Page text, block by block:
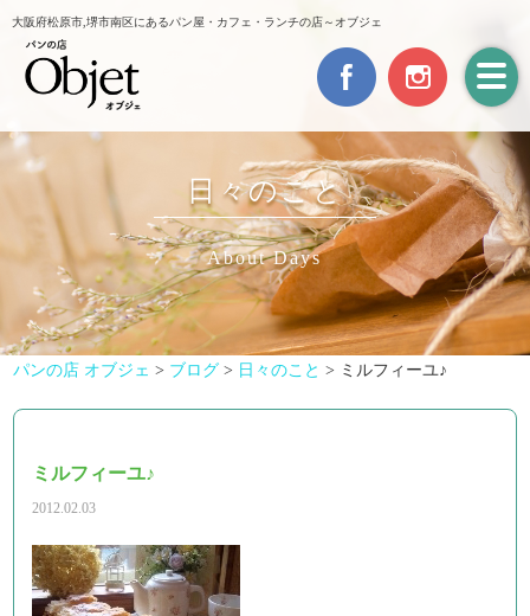
大阪府松原市,堺市南区にあるパン屋・カフェ・ランチの店～オブジェ
日々のこと
About Days
パンの店 オブジェ > ブログ > 日々のこと > ミルフィーユ♪
ミルフィーユ♪
2012.02.03